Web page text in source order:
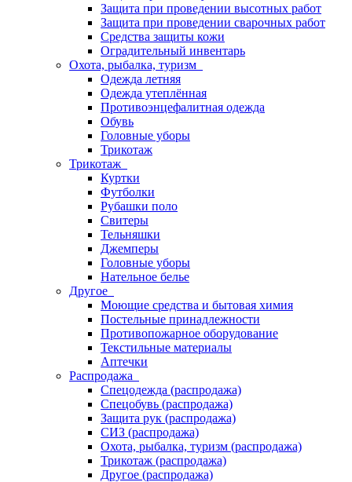
Защита при проведении высотных работ
Защита при проведении сварочных работ
Средства защиты кожи
Оградительный инвентарь
Охота, рыбалка, туризм
Одежда летняя
Одежда утеплённая
Противоэнцефалитная одежда
Обувь
Головные уборы
Трикотаж
Трикотаж
Куртки
Футболки
Рубашки поло
Свитеры
Тельняшки
Джемперы
Головные уборы
Нательное белье
Другое
Моющие средства и бытовая химия
Постельные принадлежности
Противопожарное оборудование
Текстильные материалы
Аптечки
Распродажа
Спецодежда (распродажа)
Спецобувь (распродажа)
Защита рук (распродажа)
СИЗ (распродажа)
Охота, рыбалка, туризм (распродажа)
Трикотаж (распродажа)
Другое (распродажа)